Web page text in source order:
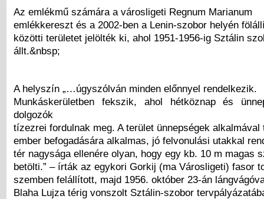
Az emlékmű számára a városligeti Regnum Marianum
emlékkereszt és a 2002-ben a Lenin-szobor helyén
közötti területet jelölték ki, ahol 1951-1956-ig Sztálin
állt.&nbsp;
A helyszín „…úgyszólván minden előnnyel rendelkezik.
Munkáskerületben fekszik, ahol hétköznap és
dolgozók
tízezrei fordulnak meg. A terület ünnepségek alkalmával
ember befogadására alkalmas, jó felvonulási utakkal
tér nagysága ellenére olyan, hogy egy kb. 10 m magas
betölti.” – írták az egykori Gorkij (ma Városligeti) fasor
szemben felállított, majd 1956. október 23-án
Blaha Lujza térig vonszolt Sztálin-szobor